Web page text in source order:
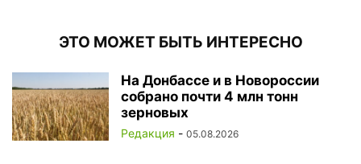
ЭТО МОЖЕТ БЫТЬ ИНТЕРЕСНО
На Донбассе и в Новороссии
собрано почти 4 млн тонн
зерновых
Редакция - 05.08.2026